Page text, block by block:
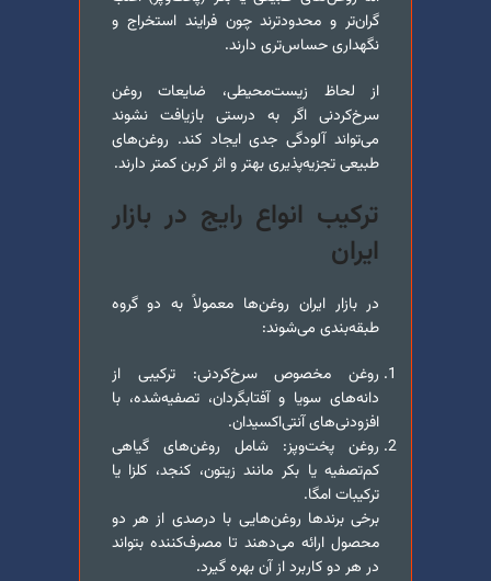
گران‌تر و محدودترند چون فرایند استخراج و
نگهداری حساس‌تری دارند.
از لحاظ زیست‌محیطی، ضایعات روغن
سرخ‌کردنی اگر به درستی بازیافت نشوند
می‌تواند آلودگی جدی ایجاد کند. روغن‌های
طبیعی تجزیه‌پذیری بهتر و اثر کربن کمتر دارند.
ترکیب انواع رایج در بازار
ایران
در بازار ایران روغن‌ها معمولاً به دو گروه
طبقه‌بندی می‌شوند:
روغن مخصوص سرخ‌کردنی: ترکیبی از
دانه‌های سویا و آفتابگردان، تصفیه‌شده، با
افزودنی‌های آنتی‌اکسیدان.
روغن پخت‌و‌پز: شامل روغن‌های گیاهی
کم‌تصفیه یا بکر مانند زیتون، کنجد، کلزا یا
ترکیبات امگا.
برخی برندها روغن‌هایی با درصدی از هر دو
محصول ارائه می‌دهند تا مصرف‌کننده بتواند
در هر دو کاربرد از آن بهره گیرد.